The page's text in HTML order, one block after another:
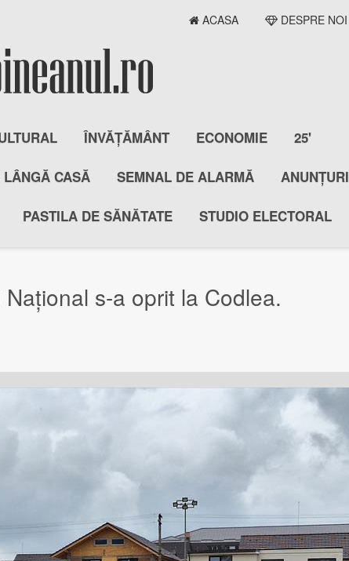
ACASA DESPRE NOI
ÎNVĂȚĂMÂNT ECONOMIE 25'
CASĂ SEMNAL DE ALARMĂ ANUNȚURI
PASTILA DE SĂNĂTATE STUDIO ELECTORAL
s-a oprit la Codlea.